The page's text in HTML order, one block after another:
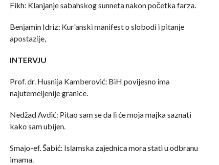
Fikh: Klanjanje sabahskog sunneta nakon početka farza.
Benjamin Idriz: Kur'anski manifest o slobodi i pitanje
apostazije,
INTERVJU
Prof. dr. Husnija Kamberović: BiH povijesno ima
najutemeljenije granice.
Nedžad Avdić: Pitao sam se da li će moja majka saznati
kako sam ubijen.
Smajo-ef. Šabić: Islamska zajednica mora stati u odbranu
imama.